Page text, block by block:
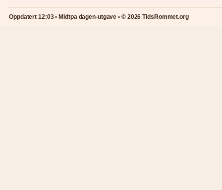
Oppdatert 12:03 • Midtpa dagen-utgave • © 2026 TidsRommet.org